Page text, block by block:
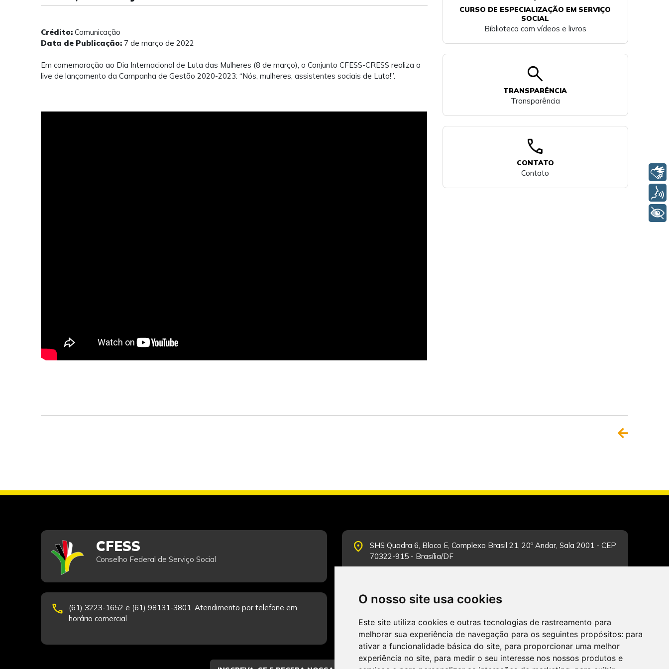
O nosso site usa cookies
Este site utiliza cookies e outras tecnologias de rastreamento para
melhorar sua experiência de navegação para os seguintes propósitos: para
ativar a funcionalidade básica do site, para proporcionar uma melhor
experiência no site, para medir o seu interesse nos nossos produtos e
Crédito:Comunicação
Data de Publicação: 7 de março de 2022
Em comemoração ao Dia Internacional de Luta das Mulheres (8 de março), o Conjunto CFESS-CRESS realiza a
live de lançamento da Campanha de Gestão 2020-2023: “Nós, mulheres, assistentes sociais de Luta!”.
CURSO DE ESPECIALIZAÇÃO EM SERVIÇO
SOCIAL
Biblioteca com vídeos e livros
search
TRANSPARÊNCIA
Transparência
call
CONTATO
Contato
CFESS
Conselho Federal de Serviço Social
place
SHS Quadra 6, Bloco E, Complexo Brasil 21, 20º Andar, Sala 2001 - CEP
70322-915 - Brasília/DF
phone
(61) 3223-1652 e (61) 98131-3801. Atendimento por telefone em
horário comercial
schedule
Fale Conosco.